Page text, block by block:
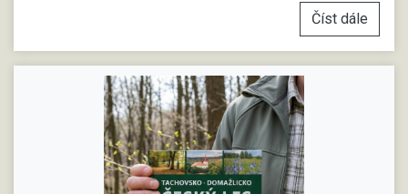
Číst dále